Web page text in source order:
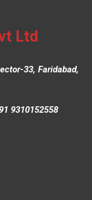
Ltd
33, Faridabad,
9310152558